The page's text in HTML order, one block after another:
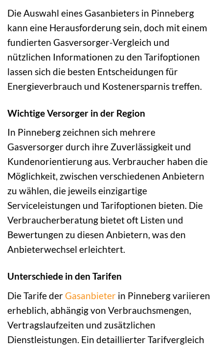
Die Auswahl eines Gasanbieters in Pinneberg
kann eine Herausforderung sein, doch mit einem
fundierten Gasversorger-Vergleich und
nützlichen Informationen zu den Tarifoptionen
lassen sich die besten Entscheidungen für
Energieverbrauch und Kostenersparnis treffen.
Wichtige Versorger in der Region
In Pinneberg zeichnen sich mehrere
Gasversorger durch ihre Zuverlässigkeit und
Kundenorientierung aus. Verbraucher haben die
Möglichkeit, zwischen verschiedenen Anbietern
zu wählen, die jeweils einzigartige
Serviceleistungen und Tarifoptionen bieten. Die
Verbraucherberatung bietet oft Listen und
Bewertungen zu diesen Anbietern, was den
Anbieterwechsel erleichtert.
Unterschiede in den Tarifen
Die Tarife der Gasanbieter in Pinneberg variieren
erheblich, abhängig von Verbrauchsmengen,
Vertragslaufzeiten und zusätzlichen
Dienstleistungen. Ein detaillierter Tarifvergleich